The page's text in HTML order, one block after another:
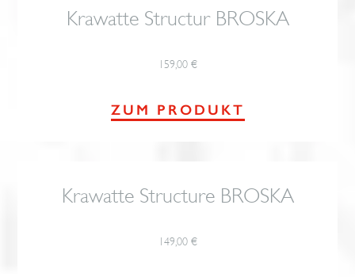
Krawatte Structur BROSKA
159,00 €
ZUM PRODUKT
Krawatte Structure BROSKA
149,00 €